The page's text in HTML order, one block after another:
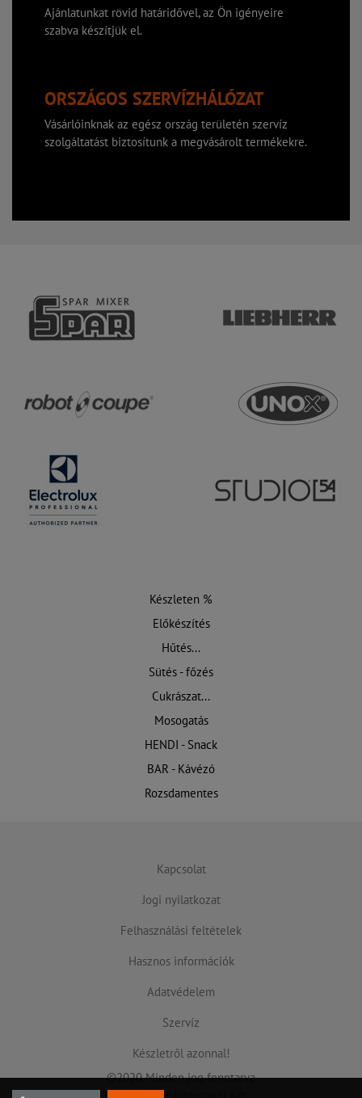
Ajánlatunkat rövid határidővel, az Ön igényeire
szabva készítjük el.
ORSZÁGOS SZERVÍZHÁLÓZAT
Vásárlóinknak az egész ország területén szervíz
szolgáltatást biztosítunk a megvásárolt termékekre.
Készleten %
Előkészítés
Hűtés...
Sütés - főzés
Cukrászat...
Mosogatás
HENDI - Snack
BAR - Kávézó
Rozsdamentes
Kapcsolat
Jogi nyilatkozat
Felhasználási feltételek
Hasznos információk
Adatvédelem
Szervíz
Készletről azonnal!
©2020 Minden jog fenntarva